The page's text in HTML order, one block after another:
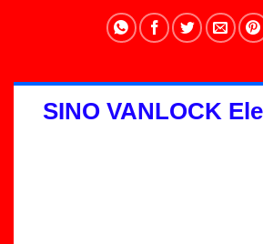
SINO VANLOCK